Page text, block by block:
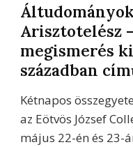
Arisztotelész
megismerés
században
Kétnapos
az Eötvös József
május 22-én és 23-